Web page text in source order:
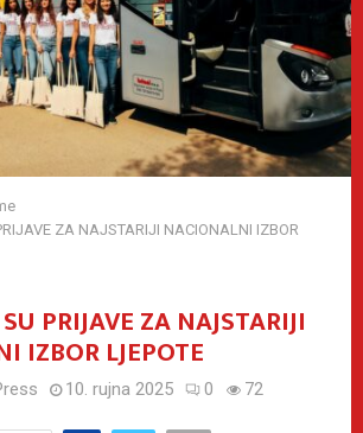
ZA NAJSTARIJI NACIONALNI IZBOR
PRIJAVE ZA NAJSTARIJI
IZBOR LJEPOTE
10. rujna 2025 0 72